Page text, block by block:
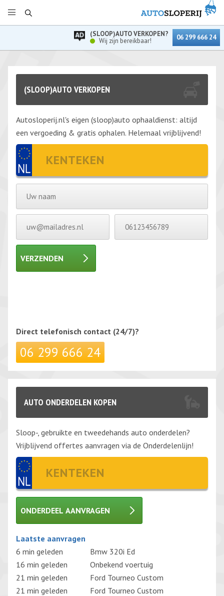
(SLOOP)AUTO VERKOPEN?
Wij zijn bereikbaar!
06 299 666 24
(SLOOP)AUTO VERKOPEN
Autosloperij.nl's eigen (sloop)auto ophaaldienst: altijd
een vergoeding & gratis ophalen. Helemaal vrijblijvend!
VERZENDEN
Direct telefonisch contact (24/7)?
06 299 666 24
AUTO ONDERDELEN KOPEN
Sloop-, gebruikte en tweedehands auto onderdelen?
Vrijblijvend offertes aanvragen via de Onderdelenlijn!
ONDERDEEL AANVRAGEN
Gelieve dit veld leeg te laten.
Laatste aanvragen
6 min geleden
Bmw 320i Ed
16 min geleden
Onbekend voertuig
21 min geleden
Ford Tourneo Custom
21 min geleden
Ford Tourneo Custom